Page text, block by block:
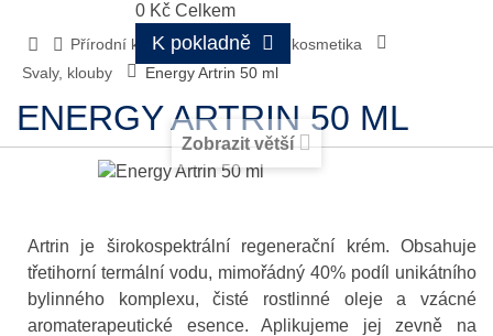
0 Kč Celkem
K pokladně
Přírodní kosmetika
Tělová kosmetika
Svaly, klouby
Energy Artrin 50 ml
ENERGY ARTRIN 50 ML
Zobrazit větší
Artrin je širokospektrální regenerační krém. Obsahuje
třetihorní termální vodu, mimořádný 40% podíl unikátního
bylinného komplexu, čisté rostlinné oleje a vzácné
aromaterapeutické esence. Aplikujeme jej zevně na